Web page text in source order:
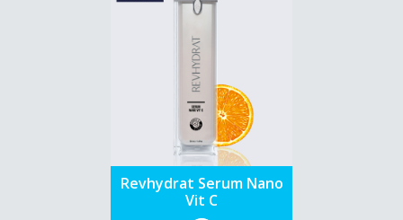
formación de los
productos finales de la
glicación avanzada (A.G.E.).
Su uso continuado ayuda a
redefinir y remodelar el
óvalo facial, gracias al
ácido hialurónico
Revhydrat Serum Nano
Vit C